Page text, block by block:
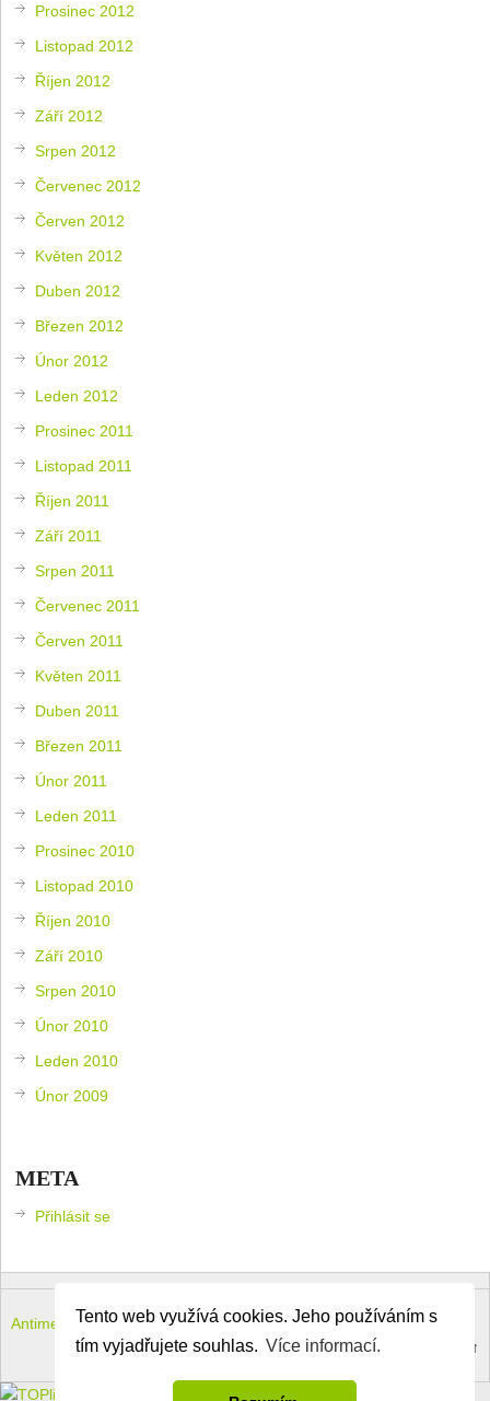
Tento web využívá cookies. Jeho používáním s
tím vyjadřujete souhlas. Více informací.
Prosinec 2012
Listopad 2012
Říjen 2012
Září 2012
Srpen 2012
Červenec 2012
Červen 2012
Květen 2012
Duben 2012
Březen 2012
Únor 2012
Leden 2012
Prosinec 2011
Listopad 2011
Říjen 2011
Září 2011
Srpen 2011
Červenec 2011
Červen 2011
Květen 2011
Duben 2011
Březen 2011
Únor 2011
Leden 2011
Prosinec 2010
Listopad 2010
Říjen 2010
Září 2010
Srpen 2010
Únor 2010
Leden 2010
Únor 2009
META
Přihlásit se
Antimeloun – komouši dneškaCopyright © 2026.
Theme byMyThemeShop. Back to Top ↑